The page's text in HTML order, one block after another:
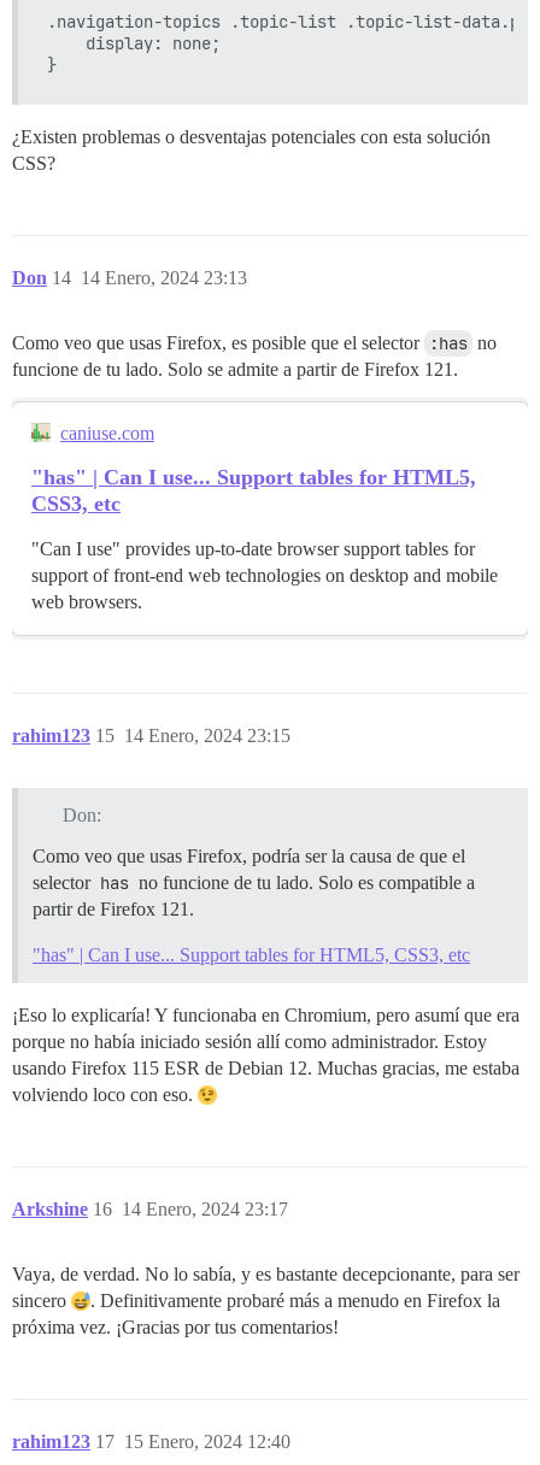
.navigation-topics .topic-list .topic-list-
    display: none;
¿Existen problemas o desventajas potenciales con esta solución
CSS?
Don 14 Enero, 2024 23:13
14
Como veo que usas Firefox, es posible que el selector :has no
funcione de tu lado. Solo se admite a partir de Firefox 121.
caniuse.com
"has" | Can I use... Support tables for HTML5,
CSS3, etc
"Can I use" provides up-to-date browser support tables for
support of front-end web technologies on desktop and mobile
web browsers.
rahim123 14 Enero, 2024 23:15
15
Don:
Como veo que usas Firefox, podría ser la causa de que el
selector has no funcione de tu lado. Solo es compatible a
partir de Firefox 121.
"has" | Can I use... Support tables for HTML5, CSS3, etc
¡Eso lo explicaría! Y funcionaba en Chromium, pero asumí que era
porque no había iniciado sesión allí como administrador. Estoy
usando Firefox 115 ESR de Debian 12. Muchas gracias, me estaba
volviendo loco con eso.
Arkshine 14 Enero, 2024 23:17
16
Vaya, de verdad. No lo sabía, y es bastante decepcionante, para ser
sincero
. Definitivamente probaré más a menudo en Firefox la
próxima vez. ¡Gracias por tus comentarios!
rahim123 15 Enero, 2024 12:40
17